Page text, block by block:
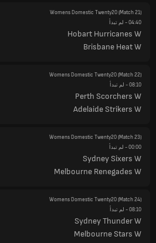
Womens Domestic Twenty20 (Match 21)
04:40- لم تبدأ
Hobart Hurricanes W
Brisbane Heat W
Womens Domestic Twenty20 (Match 22)
08:10- لم تبدأ
Perth Scorchers W
Adelaide Strikers W
Womens Domestic Twenty20 (Match 23)
00:00- لم تبدأ
Sydney Sixers W
Melbourne Renegades W
Womens Domestic Twenty20 (Match 24)
08:10- لم تبدأ
Sydney Thunder W
Melbourne Stars W